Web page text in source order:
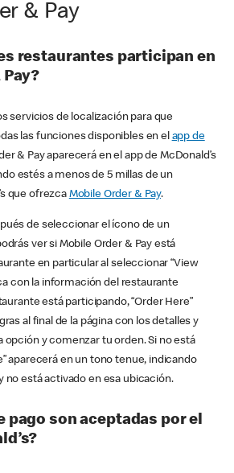
& Pay
restaurantes participan en
servicios de localización para que
las funciones disponibles en el app de
& Pay aparecerá en el app de McDonald’s
estés a menos de 5 millas de un
que ofrezca Mobile Order & Pay.
de seleccionar el ícono de un
ver si Mobile Order & Pay está
en particular al seleccionar “View
con la información del restaurante
está participando, “Order Here”
al final de la página con los detalles y
opción y comenzar tu orden. Si no está
aparecerá en un tono tenue, indicando
no está activado en esa ubicación.
pago son aceptadas por el